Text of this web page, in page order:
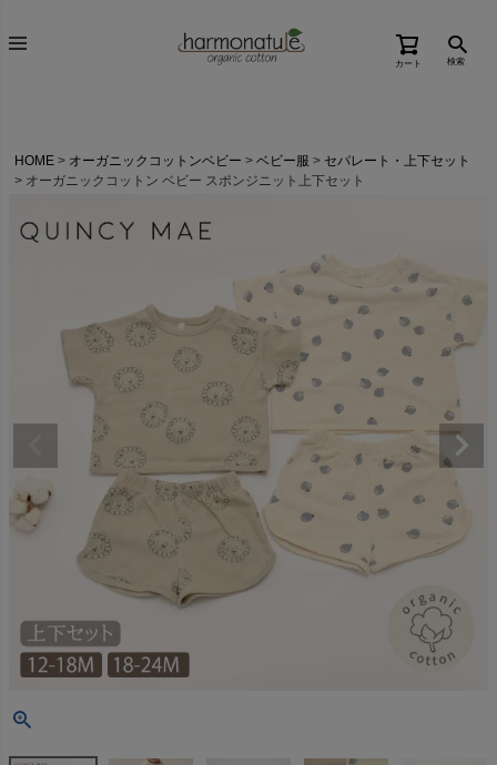
カート 検索
HOME オーガニックコットンベビー ベビー服
セパレート・上下セット
オーガニックコットン ベビー スポンジニット上下セット